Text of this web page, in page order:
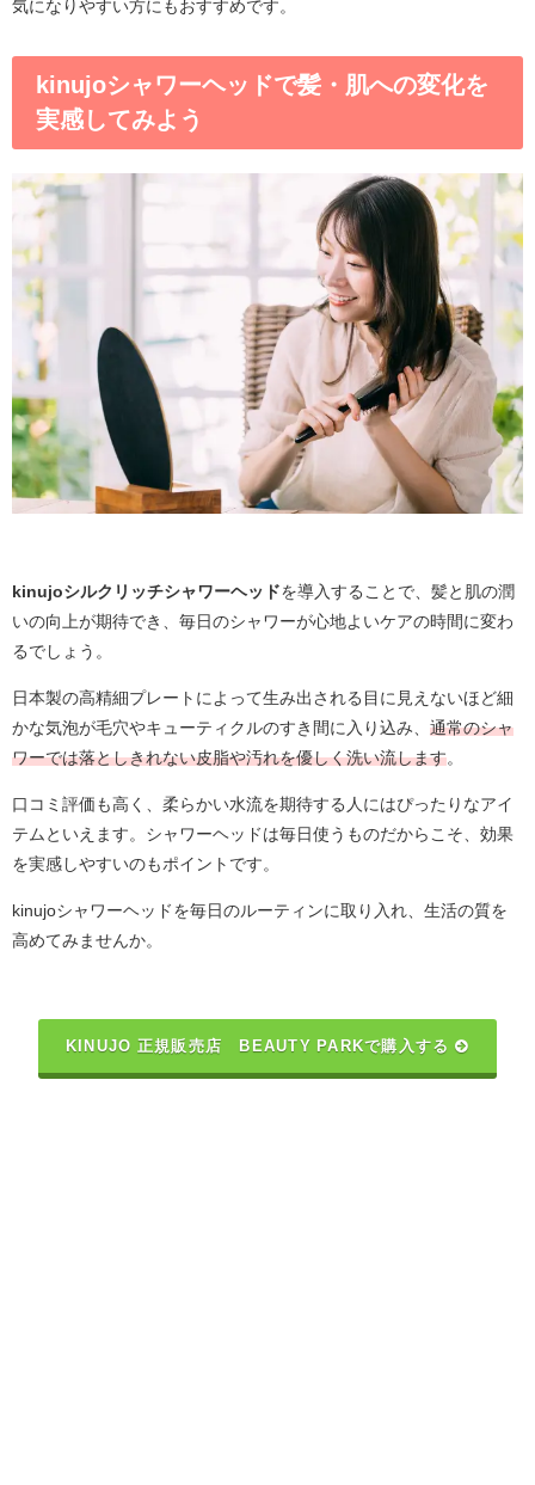
気になりやすい方にもおすすめです。
kinujoシャワーヘッドで髪・肌への変化を
実感してみよう
kinujoシルクリッチシャワーヘッドを導入することで、髪と肌の潤
いの向上が期待でき、毎日のシャワーが心地よいケアの時間に変わ
るでしょう。
日本製の高精細プレートによって生み出される目に見えないほど細
かな気泡が毛穴やキューティクルのすき間に入り込み、 通常のシャ
ワーでは落としきれない皮脂や汚れを優しく洗い流します。
口コミ評価も高く、柔らかい水流を期待する人にはぴったりなアイ
テムといえます。シャワーヘッドは毎日使うものだからこそ、効果
を実感しやすいのもポイントです。
kinujoシャワーヘッドを毎日のルーティンに取り入れ、生活の質を
高めてみませんか。
KINUJO 正規販売店 BEAUTY PARKで購入する